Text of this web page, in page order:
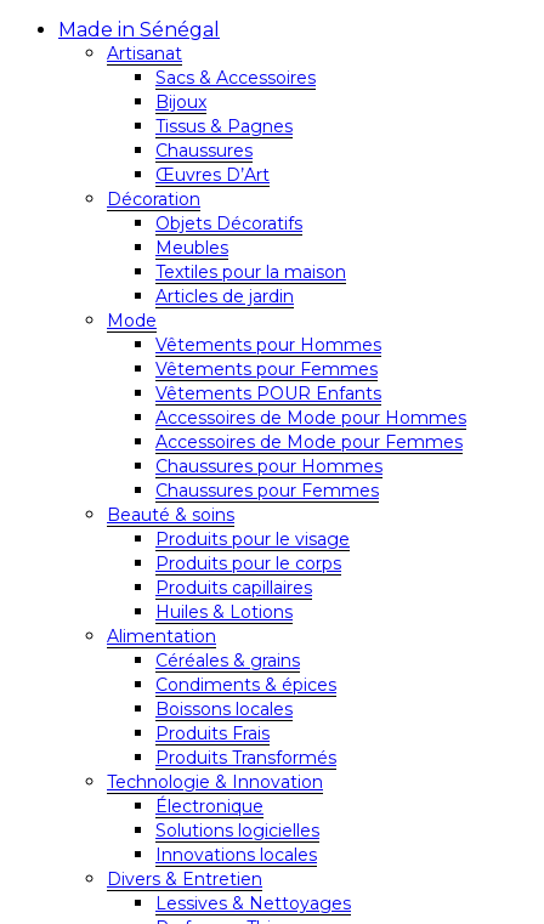
Made in Sénégal
Artisanat
Sacs & Accessoires
Bijoux
Tissus & Pagnes
Chaussures
Œuvres D’Art
Décoration
Objets Décoratifs
Meubles
Textiles pour la maison
Articles de jardin
Mode
Vêtements pour Hommes
Vêtements pour Femmes
Vêtements POUR Enfants
Accessoires de Mode pour Hommes
Accessoires de Mode pour Femmes
Chaussures pour Hommes
Chaussures pour Femmes
Beauté & soins
Produits pour le visage
Produits pour le corps
Produits capillaires
Huiles & Lotions
Alimentation
Céréales & grains
Condiments & épices
Boissons locales
Produits Frais
Produits Transformés
Technologie & Innovation
Électronique
Solutions logicielles
Innovations locales
Divers & Entretien
Lessives & Nettoyages